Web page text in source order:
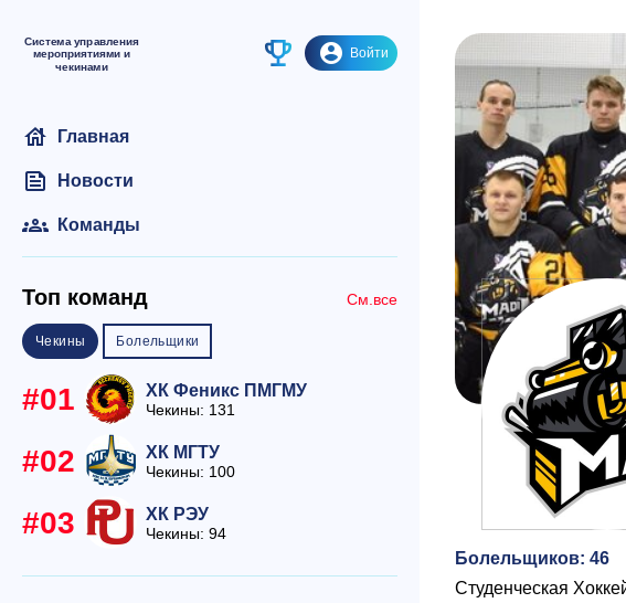
Войти
house Главная
feed Новости
groups Команды
Топ команд См.все
Чекины Болельщики
#01 ХК Феникс ПМГМУ
Чекины: 131
#02 ХК МГТУ
Чекины: 100
#03 ХК РЭУ
Чекины: 94
Болельщиков: 46
Студенческая